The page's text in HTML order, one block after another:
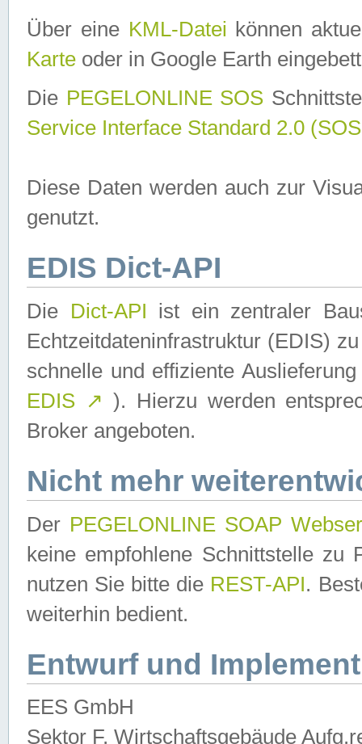
Über eine KML-Datei können
Karte oder in Google Earth
Die PEGELONLINE SOS
Service Interface Standard 2.0
Diese Daten werden auch zur
genutzt.
EDIS Dict-API
Die Dict-API ist ein zentraler
Echtzeitdateninfrastruktur (EDIS)
schnelle und effiziente
EDIS ↗ ). Hierzu werden
Broker angeboten.
Nicht mehr
Der PEGELONLINE SOAP
keine empfohlene Schnittstelle zu
nutzen Sie bitte die REST-API.
weiterhin bedient.
Entwurf und
EES GmbH
Sektor F, Wirtschaftsgebäude